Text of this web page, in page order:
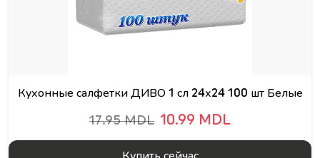
Кухонные салфетки ДИВО 1 сл 24х24 100 шт Белые
17.95 MDL 10.99 MDL